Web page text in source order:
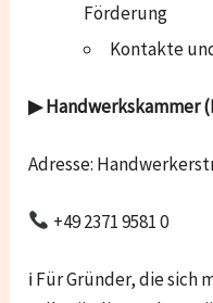
Förderung
Kontakte
▶ Handwerkskammer
Adresse:
+49 2371 9581 0
ℹ Für Gründer, die